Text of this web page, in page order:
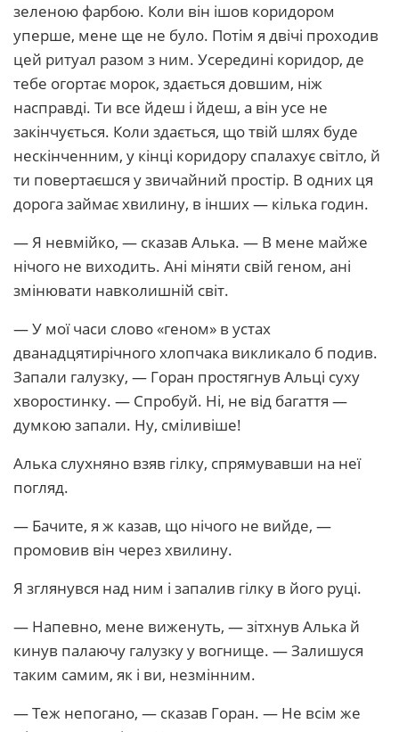
зеленою фарбою. Коли він ішов коридором
уперше, мене ще не було. Потім я двічі проходив
цей ритуал разом з ним. Усередині коридор, де
тебе огортає морок, здається довшим, ніж
насправді. Ти все йдеш і йдеш, а він усе не
закінчується. Коли здається, що твій шлях буде
нескінченним, у кінці коридору спалахує світло, й
ти повертаєшся у звичайний простір. В одних ця
дорога займає хвилину, в інших — кілька годин.
— Я невмійко, — сказав Алька. — В мене майже
нічого не виходить. Ані міняти свій геном, ані
змінювати навколишній світ.
— У мої часи слово «геном» в устах
дванадцятирічного хлопчака викликало б подив.
Запали галузку, — Горан простягнув Альці суху
хворостинку. — Спробуй. Ні, не від багаття —
думкою запали. Ну, сміливіше!
Алька слухняно взяв гілку, спрямувавши на неї
погляд.
— Бачите, я ж казав, що нічого не вийде, —
промовив він через хвилину.
Я зглянувся над ним і запалив гілку в його руці.
— Напевно, мене виженуть, — зітхнув Алька й
кинув палаючу галузку у вогнище. — Залишуся
таким самим, як і ви, незмінним.
— Теж непогано, — сказав Горан. — Не всім же